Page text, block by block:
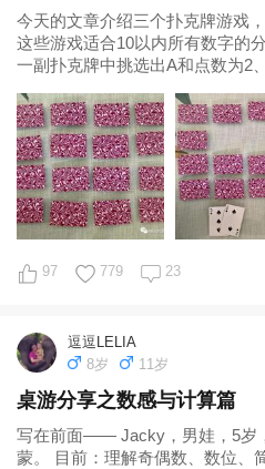
今天的文章介绍三个扑克牌游戏
这些游戏适合10以内所有数字的
一副扑克牌中挑选出A和点数为2
97 779 23
逗逗LELIA
8岁
11岁
桌游分享之数感与计算篇
写在前面—— Jacky，男娃，5岁
蒙。 目前：理解奇偶数、数位、